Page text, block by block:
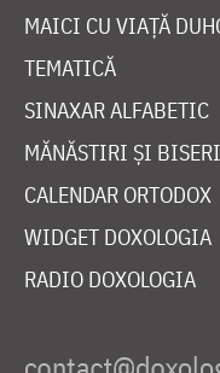
MAICI CU VIAȚĂ
TEMATICĂ
SINAXAR ALFABETIC
MĂNĂSTIRI ȘI
CALENDAR ORTODOX
WIDGET DOXOLOGIA
RADIO DOXOLOGIA